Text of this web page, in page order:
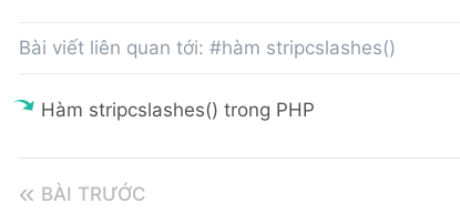
Bài viết liên quan tới: #hàm stripcslashes()
Hàm stripcslashes() trong PHP
BÀI TRƯỚC